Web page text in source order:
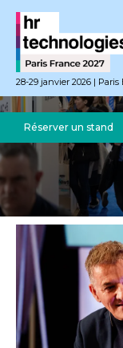
28-29 janvier 2026 |
Réserver un stand